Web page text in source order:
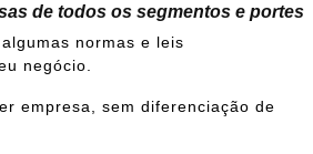
de todos os segmentos e portes
normas e leis
negócio.
empresa, sem diferenciação de